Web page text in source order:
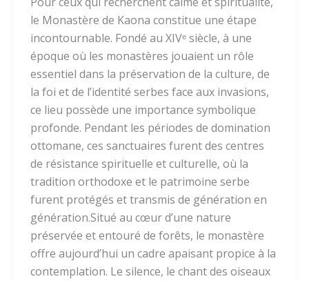
le Monastère de Kaona constitue une étape
incontournable. Fondé au XIVᵉ siècle, à une
époque où les monastères jouaient un rôle
essentiel dans la préservation de la culture, de
la foi et de l’identité serbes face aux invasions,
ce lieu possède une importance symbolique
profonde. Pendant les périodes de domination
ottomane, ces sanctuaires furent des centres
de résistance spirituelle et culturelle, où la
tradition orthodoxe et le patrimoine serbe
furent protégés et transmis de génération en
génération.Situé au cœur d’une nature
préservée et entouré de forêts, le monastère
offre aujourd’hui un cadre apaisant propice à la
contemplation. Le silence, le chant des oiseaux